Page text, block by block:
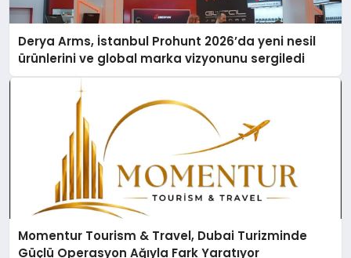
Derya Arms, İstanbul Prohunt 2026’da yeni nesil
ürünlerini ve global marka vizyonunu sergiledi
Momentur Tourism & Travel, Dubai Turizminde
Güçlü Operasyon Ağıyla Fark Yaratıyor